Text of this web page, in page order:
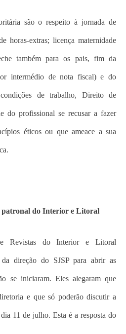
são o respeito à jornada de
horas-extras; licença maternidade
também para os pais, fim da
intermédio de nota fiscal) e do
de trabalho, Direito de
do profissional se recusar a fazer
éticos ou que ameace a sua
do Interior e Litoral
Revistas do Interior e Litoral
da direção do SJSP para abrir as
se iniciaram. Eles alegaram que
e que só poderão discutir a
11 de julho. Esta é a resposta do